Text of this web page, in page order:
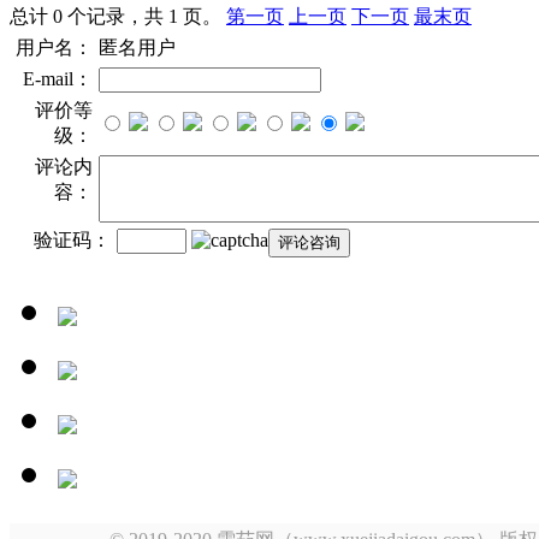
总计 0 个记录，共 1 页。 第一页 上一页 下一页 最末页
用户名：
匿名用户
E-mail：
评价等
级：
评论内
容：
验证码：